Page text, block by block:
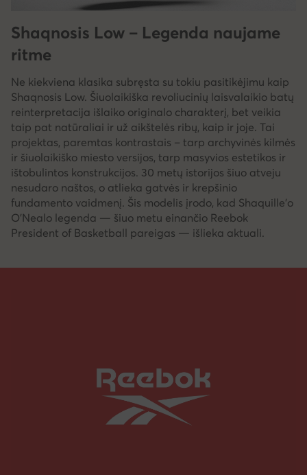
Shaqnosis Low – Legenda naujame
ritme
Ne kiekviena klasika subręsta su tokiu pasitikėjimu kaip
Shaqnosis Low. Šiuolaikiška revoliucinių laisvalaikio batų
reinterpretacija išlaiko originalo charakterį, bet veikia
taip pat natūraliai ir už aikštelės ribų, kaip ir joje. Tai
projektas, paremtas kontrastais – tarp archyvinės kilmės
ir šiuolaikiško miesto versijos, tarp masyvios estetikos ir
ištobulintos konstrukcijos. 30 metų istorijos šiuo atveju
nesudaro naštos, o atlieka gatvės ir krepšinio
fundamento vaidmenį. Šis modelis įrodo, kad Shaquille’o
O’Nealo legenda — šiuo metu einančio Reebok
President of Basketball pareigas — išlieka aktuali.